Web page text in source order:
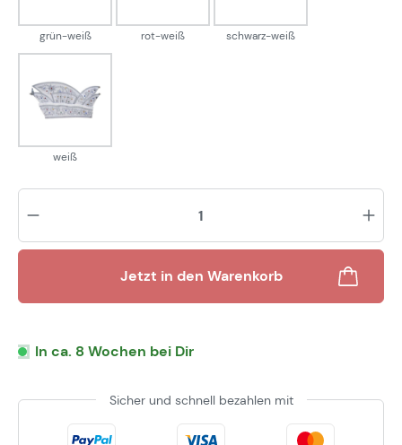
grün-weiß rot-weiß schwarz-weiß
weiß
weiß
Jetzt in den Warenkorb
In ca. 8 Wochen bei Dir
Sicher und schnell bezahlen mit